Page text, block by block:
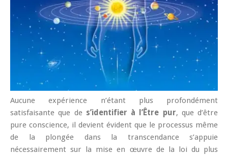
Aucune expérience n’étant plus profondément
satisfaisante que de s’identifier à l’Être pur, que d’être
pure conscience, il devient évident que le processus même
de la plongée dans la transcendance s’appuie
nécessairement sur la mise en œuvre de la loi du plus